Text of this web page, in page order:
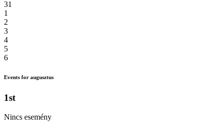
31
1
2
3
4
5
6
Events for augusztus
1st
Nincs esemény